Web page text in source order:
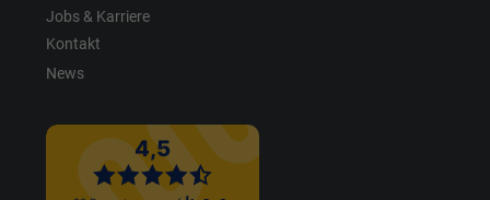
Anbieter
Laufzeit
Zweck
Wird verwendet, um die Aktionen eines
Benutzers auf der Website zu
zu registrieren und zu melden.
Jobs & Karriere
Kontakt
News